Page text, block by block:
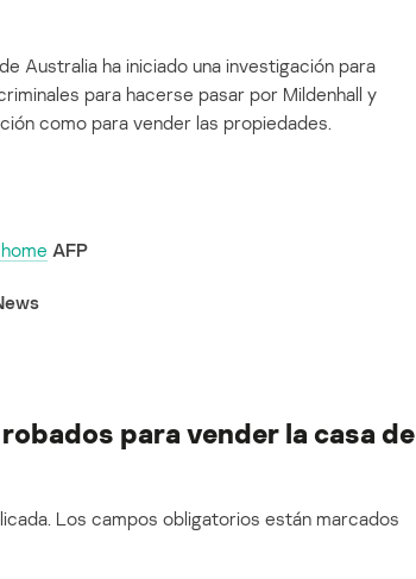
Australia ha iniciado una investigación para
para hacerse pasar por Mildenhall y
como para vender las propiedades.
AFP
para vender la casa de
Los campos obligatorios están marcados